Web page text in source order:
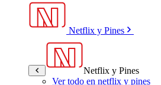
Netflix y Pines
Netflix y Pines
Ver todo en netflix y pines